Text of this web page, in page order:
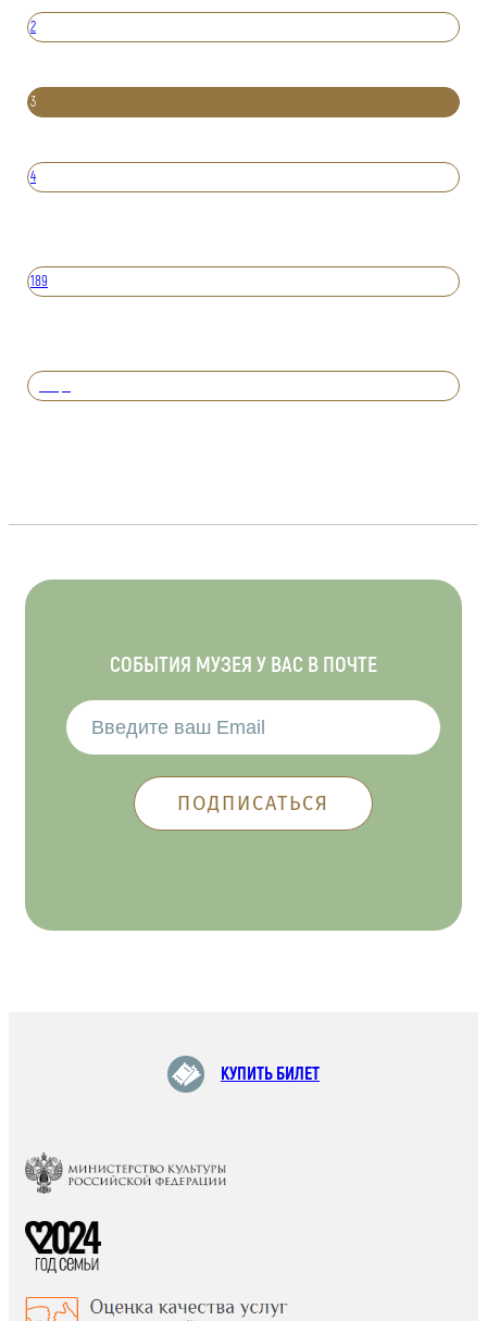
2
3
4
189
СОБЫТИЯ МУЗЕЯ У ВАС В ПОЧТЕ
КУПИТЬ БИЛЕТ